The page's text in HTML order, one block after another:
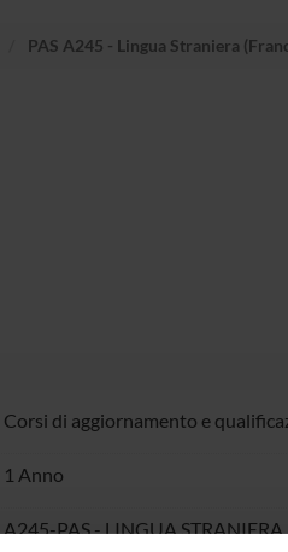
PAS A245 - Lingua Straniera
Corsi di aggiornamento e
1 Anno
A245-PAS - LINGUA STRANIERA